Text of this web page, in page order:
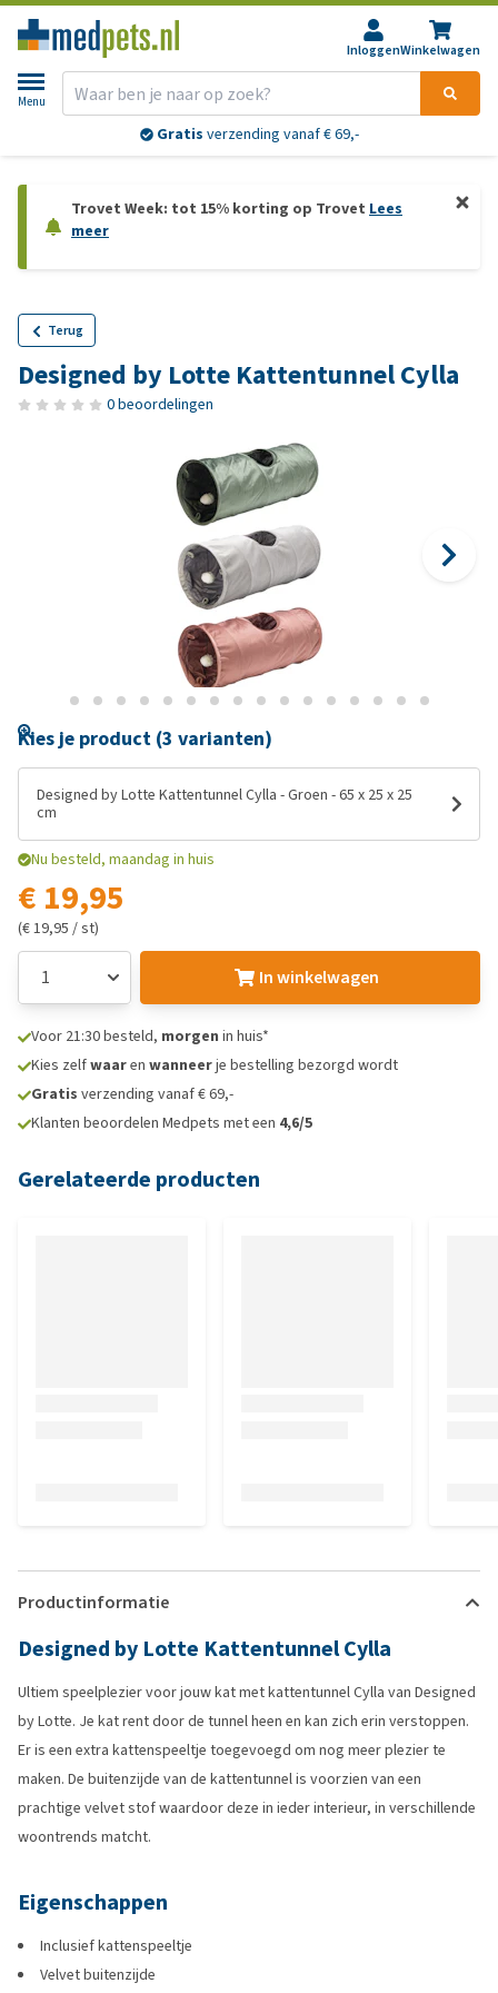
InloggenWinkelwagen
Menu
Gratis verzending vanaf € 69,-
Trovet Week: tot 15% korting op Trovet Lees
meer
Terug
Designed by Lotte Kattentunnel Cylla
0 beoordelingen
Kies je product (3 varianten)
Designed by Lotte Kattentunnel Cylla - Groen - 65 x 25 x 25
cm
Nu besteld, maandag in huis
€ 19,95
(€ 19,95 / st)
In winkelwagen
Voor 21:30 besteld, morgen in huis*
Kies zelfwaaren wanneerje bestelling bezorgd wordt
Gratis verzending vanaf € 69,-
Klanten beoordelen Medpets met een 4,6/5
Gerelateerde producten
Productinformatie
Designed by Lotte Kattentunnel Cylla
Ultiem speelplezier voor jouw kat met kattentunnel Cylla van Designed
by Lotte. Je kat rent door de tunnel heen en kan zich erin verstoppen.
Er is een extra kattenspeeltje toegevoegd om nog meer plezier te
maken. De buitenzijde van de kattentunnel is voorzien van een
prachtige velvet stof waardoor deze in ieder interieur, in verschillende
woontrends matcht.
Eigenschappen
Inclusief kattenspeeltje
Velvet buitenzijde